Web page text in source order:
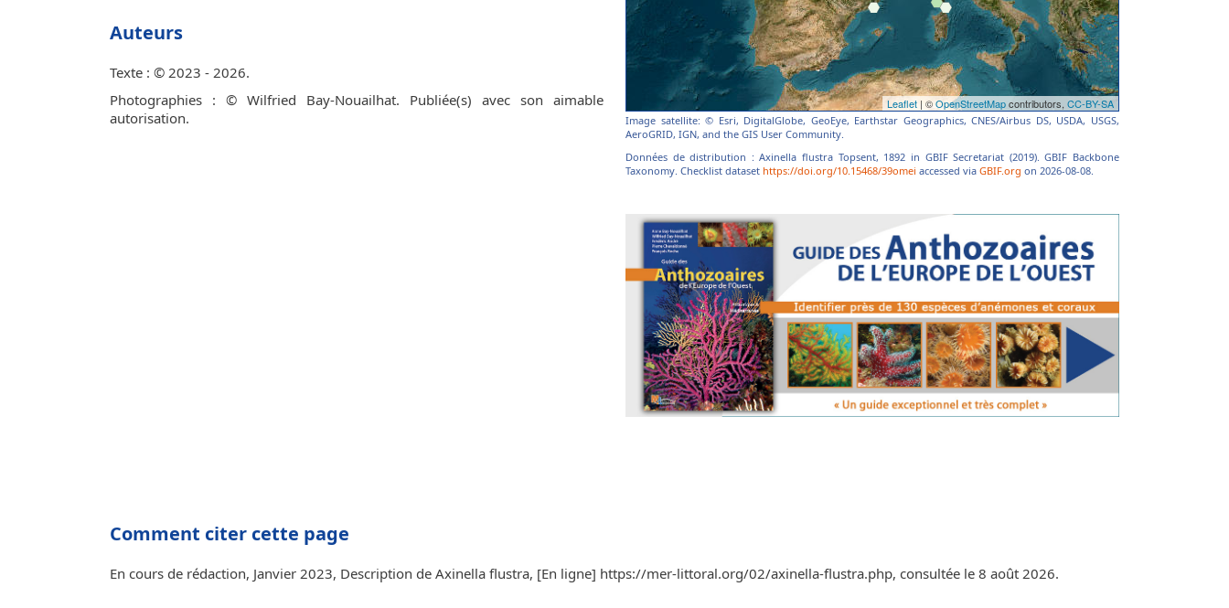
Auteurs
Texte : © 2023 - 2026.
Photographies : © Wilfried Bay-Nouailhat. Publiée(s) avec son aimable
autorisation.
Image satellite: © Esri, DigitalGlobe, GeoEye, Earthstar Geographics, CNES/Airbus DS, USDA, USGS,
AeroGRID, IGN, and the GIS User Community.
Données de distribution : Axinella flustra Topsent, 1892 in GBIF Secretariat (2019). GBIF Backbone
Taxonomy. Checklist dataset https://doi.org/10.15468/39omei accessed via GBIF.org on 2026-08-08.
Comment citer cette page
En cours de rédaction, Janvier 2023, Description de Axinella flustra, [En ligne] https://mer-littoral.org/02/axinella-flustra.php, consultée le 8 août 2026.